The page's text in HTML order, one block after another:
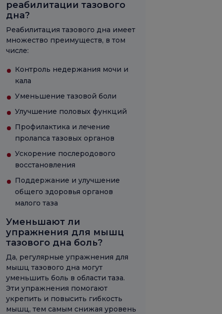
реабилитации тазового
дна?
Реабилитация тазового дна имеет
множество преимуществ, в том
числе:
Контроль недержания мочи и
кала
Уменьшение тазовой боли
Улучшение половых функций
Профилактика и лечение
пролапса тазовых органов
Ускорение послеродового
восстановления
Поддержание и улучшение
общего здоровья органов
малого таза
Уменьшают ли
упражнения для мышц
тазового дна боль?
Да, регулярные упражнения для
мышц тазового дна могут
уменьшить боль в области таза.
Эти упражнения помогают
укрепить и повысить гибкость
мышц, тем самым снижая уровень